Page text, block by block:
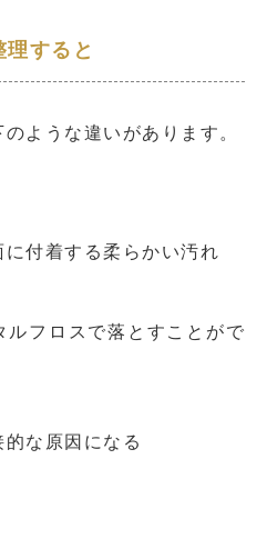
すると
ような違いがあります。
に付着する柔らかい汚れ
ルフロスで落とすことがで
的な原因になる